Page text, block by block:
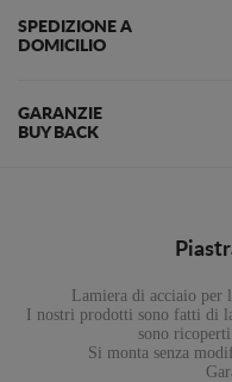
SPEDIZIONE A
DOMICILIO
GARANZIE
BUY BACK
Lamiera di acciaio per
I nostri prodotti sono fatti di
sono
Si monta senza